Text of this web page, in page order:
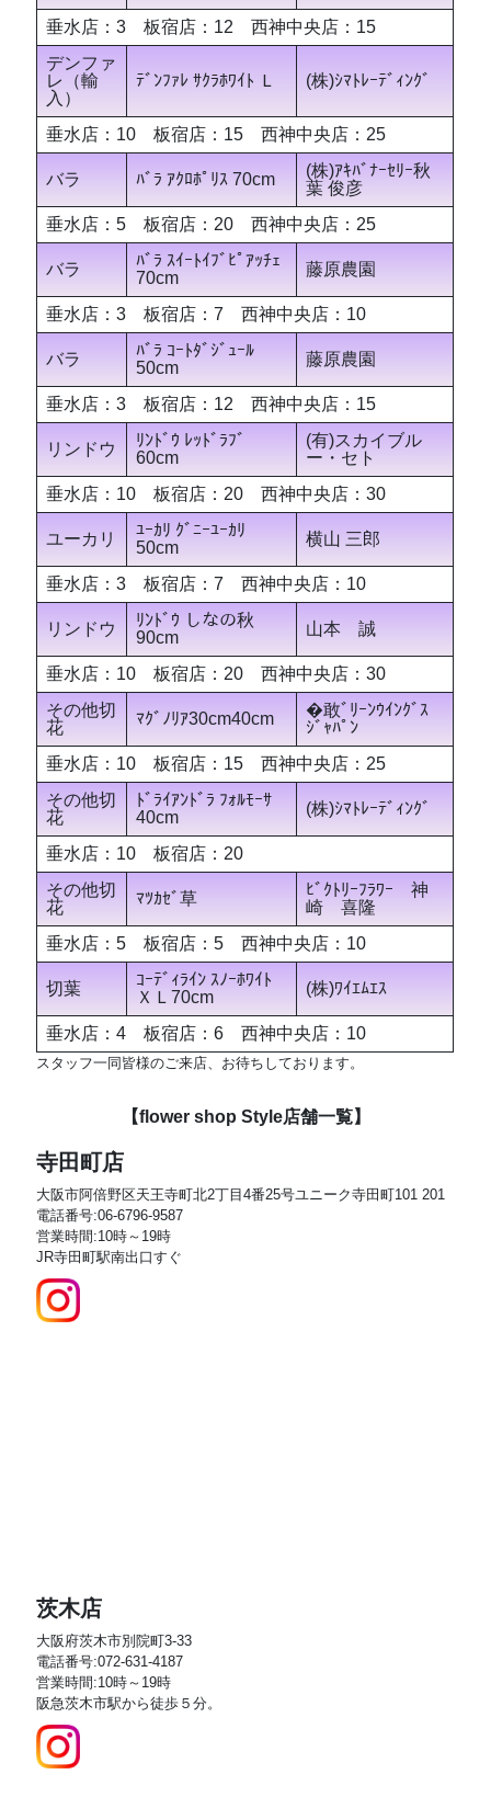
垂水店：3 板宿店：12 西神中央店：15
デンファ
レ（輸
入）
ﾃﾞﾝﾌｧﾚ ｻｸﾗﾎﾜｲﾄ Ｌ (株)ｼﾏﾄﾚｰﾃﾞｨﾝｸﾞ
垂水店：10 板宿店：15 西神中央店：25
バラ ﾊﾞﾗ ｱｸﾛﾎﾟﾘｽ 70cm
(株)ｱｷﾊﾞﾅｰｾﾘｰ秋
葉 俊彦
垂水店：5 板宿店：20 西神中央店：25
バラ
ﾊﾞﾗ ｽｲｰﾄｲﾌﾞﾋﾟｱｯﾁｪ
70cm
藤原農園
垂水店：3 板宿店：7 西神中央店：10
バラ
ﾊﾞﾗ ｺｰﾄﾀﾞｼﾞｭｰﾙ
50cm
藤原農園
垂水店：3 板宿店：12 西神中央店：15
リンドウ
ﾘﾝﾄﾞｳ ﾚｯﾄﾞﾗﾌﾞ
60cm
(有)スカイブル
ー・セト
垂水店：10 板宿店：20 西神中央店：30
ユーカリ
ﾕｰｶﾘ ｸﾞﾆｰﾕｰｶﾘ
50cm
横山 三郎
垂水店：3 板宿店：7 西神中央店：10
リンドウ
ﾘﾝﾄﾞｳ しなの秋
90cm
山本 誠
垂水店：10 板宿店：20 西神中央店：30
その他切
花
ﾏｸﾞﾉﾘｱ30cm40cm
�敢ﾞﾘｰﾝｳｲﾝｸﾞｽ
ｼﾞｬﾊﾟﾝ
垂水店：10 板宿店：15 西神中央店：25
その他切
花
ﾄﾞﾗｲｱﾝﾄﾞﾗ ﾌｫﾙﾓｰｻ
40cm
(株)ｼﾏﾄﾚｰﾃﾞｨﾝｸﾞ
垂水店：10 板宿店：20
その他切
花
ﾏﾂｶｾﾞ草
ﾋﾞｸﾄﾘｰﾌﾗﾜｰ 神
崎 喜隆
垂水店：5 板宿店：5 西神中央店：10
切葉
ｺｰﾃﾞｨﾗｲﾝ ｽﾉｰﾎﾜｲﾄ
ＸＬ70cm
(株)ﾜｲｴﾑｴｽ
垂水店：4 板宿店：6 西神中央店：10
スタッフ一同皆様のご来店、お待ちしております。
【flower shop Style店舗一覧】
寺田町店
大阪市阿倍野区天王寺町北2丁目4番25号ユニーク寺田町101 201
電話番号:06-6796-9587
営業時間:10時～19時
JR寺田町駅南出口すぐ
茨木店
大阪府茨木市別院町3-33
電話番号:072-631-4187
営業時間:10時～19時
阪急茨木市駅から徒歩５分。